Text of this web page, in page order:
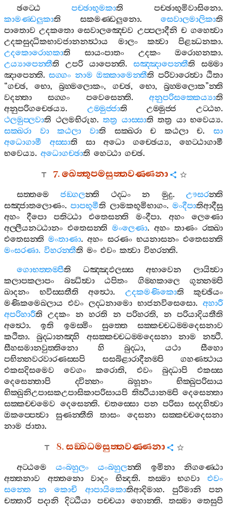
ඡට‍්ඨෙ පච‍්ඡාභූමකාති පච‍්ඡාභූමිවාසිනො.
කාමණ‍්ඩලුකාති සකමණ‍්ඩලුනො. සෙවාලමාලිකාති
පාතොව උදකතො සෙවාලඤ‍්චෙව උප‍්පලාදීනි ච ගහෙත්‍වා
උදකසුද‍්ධිකභාවජානනත්‍ථාය
මාලං කත්‍වා පිළන්‍ධනකා.
උදකොරොහකාති සායංපාතං උදකං ඔරොහනකා.
උය්‍යාපෙන‍්තීති උපරි යාපෙන‍්ති. සඤ‍්ඤාපෙන‍්තීති
සම‍්මා
ඤාපෙන‍්ති.සග‍්ගං නාම ඔක‍්කාමෙන‍්තීති පරිවාරෙත්‍වා ඨිතා
“ගච‍්ඡ, භො, බ්‍රහ‍්මලොකං, ගච‍්ඡ, භො, බ්‍රහ‍්මලොක”න‍්ති
වදන‍්තා
සග‍්ගං පවෙසෙන‍්ති.අනුපරිසක‍්කෙය්‍යාති
අනුපරිගච‍්ඡෙය්‍ය. උම‍්මුජ‍්ජාති උම‍්මුජ‍්ජ උට‍්ඨහ.
ථලමුප‍්ලවාති ථලමභිරුහ. තත්‍ර යාස‍්සාති තත්‍ර යා භවෙය්‍ය.
සක‍්ඛරා
වා කඨලා වාති සක‍්ඛරා ච කඨලා ච. සා
අධොගාමී
අස‍්සාති සා අධො ගච‍්ඡෙය්‍ය, හෙට‍්ඨාගාමී
භවෙය්‍ය. අධොගච‍්ඡාති හෙට‍්ඨා ගච‍්ඡ.
7.ඛෙත‍්තූපමසුත‍්තවණ‍්ණනා
සත‍්තමෙ ජඞ‍්ගලන‍්ති ථද‍්ධං න මුදු.ඌසරන‍්ති
සඤ‍්ජාතලොණං.පාපභූමීති ලාමකභූමිභාගං.මංදීපාතිආදීසු
අහං
දීපො පතිට‍්ඨා එතෙසන‍්ති මංදීපා. අහං
ලෙණො
අල‍්ලීයනට‍්ඨානං එතෙසන‍්ති මංලෙණා. අහං තාණං රක‍්ඛා
එතෙසන‍්ති මංතාණා.අහං සරණං භයනාසනං එතෙසන‍්ති
මංසරණා. විහරන‍්තීති මං එවං කත්‍වා විහරන‍්ති.
ගොභත‍්තම‍්පීති ධඤ‍්ඤඵලස‍්ස අභාවෙන
ලායිත්‍වා
කලාපකලාපං
බන්‍ධිත්‍වා ඨපිතං ගිම‍්හකාලෙ
ගුන‍්නම‍්පි
ඛාදනං
භවිස‍්සතීති අත්‍ථො. උදකමණිකොති
කුච‍්ඡියං
මණිකමෙඛලාය එවං ලද‍්ධනාමො භාජනවිසෙසො. අහාරී
අපරිහාරීති උදකං න හරති න පරිහරති, න පරියාදියතීති
අත්‍ථො.ඉති ඉමස‍්මිං සුත‍්තෙ
සක‍්කච‍්චධම‍්මදෙසනාව
කථිතා.බුද‍්ධානඤ‍්හි අසක‍්කච‍්චධම‍්මදෙසනා නාම නත්‍ථි.
සීහසමානවුත‍්තිනො
හි බුද‍්ධා, යථා
සීහො
පභින‍්නවරවාරණස‍්සපි
සසබිළාරාදීනම‍්පි
ගහණත්‍ථාය
එකසදිසමෙව
වෙගං කරොති, එවං බුද‍්ධාපි
එකස‍්ස
දෙසෙන‍්තාපි
ද‍්වින‍්නං බහූනං
භික‍්ඛුපරිසාය
භික‍්ඛුනිඋපාසකඋපාසිකාපරිසායපි තිත්‍ථියානම‍්පි දෙසෙන‍්තා
සක‍්කච‍්චමෙව දෙසෙන‍්ති.චතස‍්සො පන පරිසා සද‍්දහිත්‍වා
ඔකප‍්පෙත්‍වා
සුණන‍්තීති තාසං දෙසනා
සක‍්කච‍්චදෙසනා
නාම ජාතා.
8.සඞ‍්ඛධමසුත‍්තවණ‍්ණනා
අට‍්ඨමෙ යංබහුලං යංබහුලන‍්ති ඉමිනා
නිගණ‍්ඨො
අත‍්තනාව
අත‍්තනො වාදං භින්‍දති. තස‍්මා භගවා
එවං
සන‍්තෙ
න කොචි ආපායිකොතිආදිමාහ. පුරිමානි
පන
චත‍්තාරි
පදානි දිට‍්ඨියා පච‍්චයා හොන‍්ති. තස‍්මා
තෙසුපි